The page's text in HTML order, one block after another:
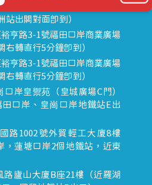
福田口岸正對面，海悅華城
站出關對面即到）
亨路3-1號福田口岸商業廣場
右轉直行5分鐘即到）
亨路3-1號福田口岸商業廣場
右轉直行5分鐘即到）
岸皇禦苑（皇城廣場C門）
口岸、皇崗口岸地鐵站E出
路1002號外貿輕工大廈8樓
，蓮塘口岸2個地鐵站，近東
廬山大廈B座21樓（近羅湖